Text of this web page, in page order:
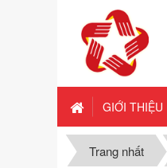
GIỚI THIỆU
Trang nhất